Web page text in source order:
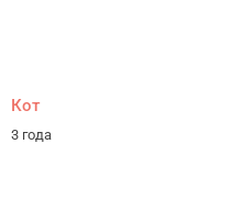
Кот
3 года